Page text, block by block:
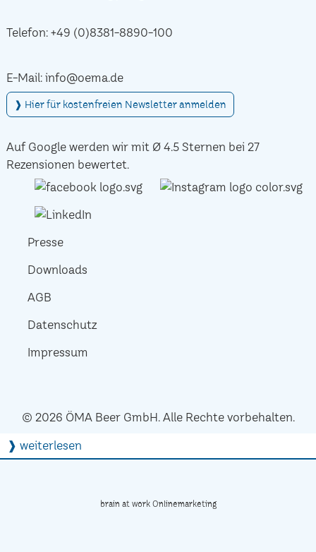
Telefon: +49 (0)8381-8890-100
E-Mail: info@oema.de
❱ Hier für kostenfreien Newsletter anmelden
Auf Google werden wir mit Ø 4.5 Sternen bei 27
Rezensionen bewertet.
Presse
Downloads
AGB
Datenschutz
Impressum
© 2026 ÖMA Beer GmbH. Alle Rechte vorbehalten.
❱ weiterlesen
brain at work Onlinemarketing